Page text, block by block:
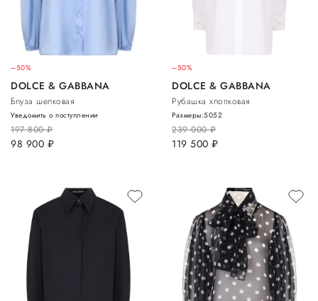
–50%
DOLCE & GABBANA
Блуза шелковая
197 800руб.
98 900 руб.
Уведомить о поступлении
–50%
DOLCE & GABBANA
Рубашка хлопковая
239 000руб.
119 500 руб.
Размеры:5052